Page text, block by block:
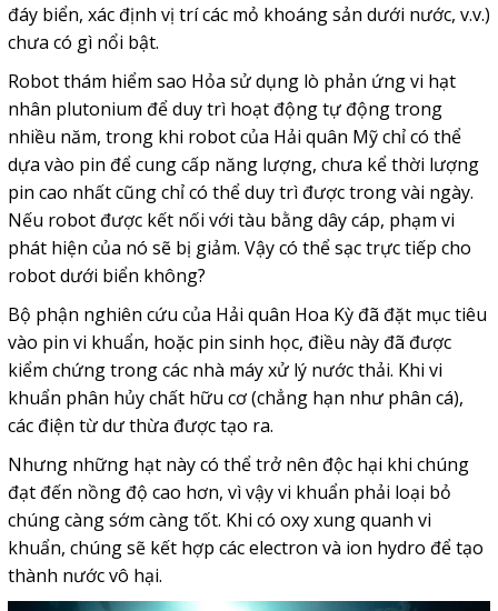
đáy biển, xác định vị trí các mỏ khoáng sản dưới nước, v.v.)
chưa có gì nổi bật.
Robot thám hiểm sao Hỏa sử dụng lò phản ứng vi hạt
nhân plutonium để duy trì hoạt động tự động trong
nhiều năm, trong khi robot của Hải quân Mỹ chỉ có thể
dựa vào pin để cung cấp năng lượng, chưa kể thời lượng
pin cao nhất cũng chỉ có thể duy trì được trong vài ngày.
Nếu robot được kết nối với tàu bằng dây cáp, phạm vi
phát hiện của nó sẽ bị giảm. Vậy có thể sạc trực tiếp cho
robot dưới biển không?
Bộ phận nghiên cứu của Hải quân Hoa Kỳ đã đặt mục tiêu
vào pin vi khuẩn, hoặc pin sinh học, điều này đã được
kiểm chứng trong các nhà máy xử lý nước thải. Khi vi
khuẩn phân hủy chất hữu cơ (chẳng hạn như phân cá),
các điện từ dư thừa được tạo ra.
Nhưng những hạt này có thể trở nên độc hại khi chúng
đạt đến nồng độ cao hơn, vì vậy vi khuẩn phải loại bỏ
chúng càng sớm càng tốt. Khi có oxy xung quanh vi
khuẩn, chúng sẽ kết hợp các electron và ion hydro để tạo
thành nước vô hại.